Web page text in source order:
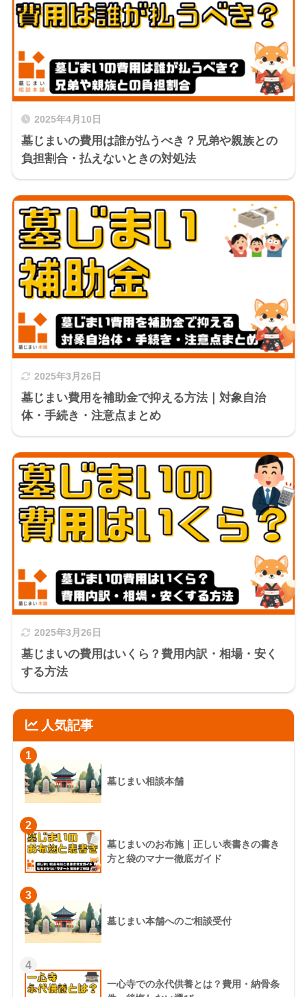
2025年4月10日
墓じまいの費用は誰が払うべき？兄弟や親族との
負担割合・払えないときの対処法
2025年3月26日
墓じまい費用を補助金で抑える方法｜対象自治
体・手続き・注意点まとめ
2025年3月26日
墓じまいの費用はいくら？費用内訳・相場・安く
する方法
人気記事
1
墓じまい相談本舗
2
墓じまいのお布施｜正しい表書きの書き
方と袋のマナー徹底ガイド
3
墓じまい本舗へのご相談受付
4
一心寺での永代供養とは？費用・納骨条